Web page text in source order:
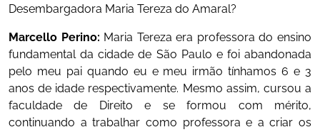
Desembargadora Maria Tereza do Amaral?
Marcello Perino: Maria Tereza era professora do ensino
fundamental da cidade de São Paulo e foi abandonada
pelo meu pai quando eu e meu irmão tínhamos 6 e 3
anos de idade respectivamente. Mesmo assim, cursou a
faculdade de Direito e se formou com mérito,
continuando a trabalhar como professora e a criar os